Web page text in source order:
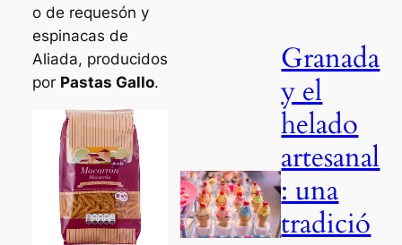
o de requesón y
espinacas de
Aliada, producidos
por Pastas Gallo.
Granada
y el
helado
artesanal
: una
tradició